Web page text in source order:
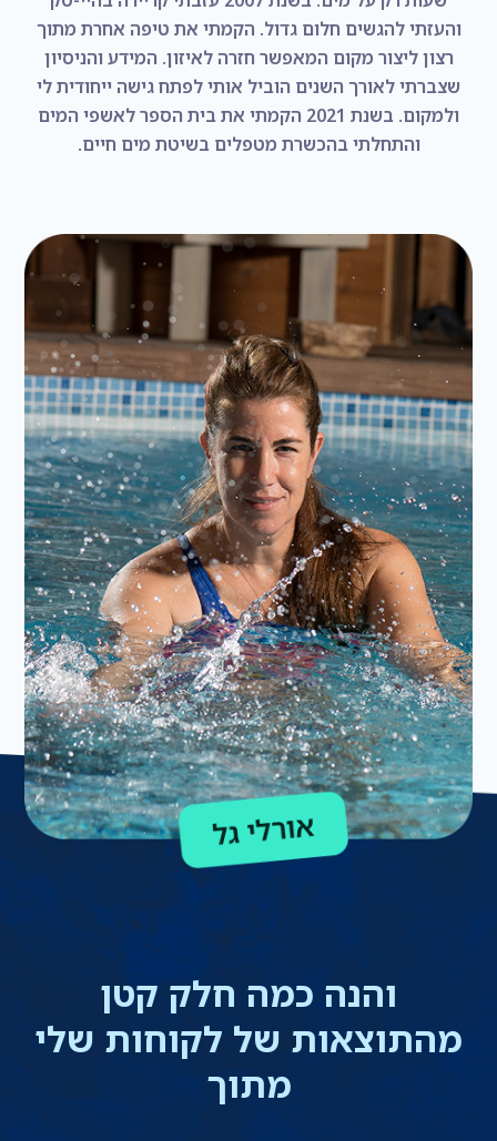
והעזתי להגשים חלום גדול. הקמתי את טיפה אחרת מתוך
רצון ליצור מקום המאפשר חזרה לאיזון. המידע והניסיון
שצברתי לאורך השנים הוביל אותי לפתח גישה ייחודית לי
ולמקום. בשנת 2021 הקמתי את בית הספר לאשפי המים
והתחלתי בהכשרת מטפלים בשיטת מים חיים.
והנה כמה חלק קטן
מהתוצאות של לקוחות שלי
מתוך